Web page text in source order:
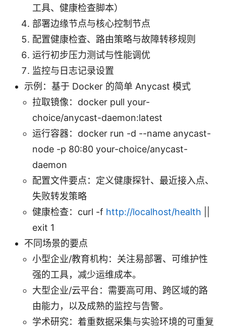
工具、健康检查脚本）
部署边缘节点与核心控制节点
配置健康检查、路由策略与故障转移规则
运行初步压力测试与性能调优
监控与日志记录设置
示例：基于 Docker 的简单 Anycast 模式
拉取镜像：docker pull your-
choice/anycast-daemon:latest
运行容器：docker run -d --name anycast-
node -p 80:80 your-choice/anycast-
daemon
配置文件要点：定义健康探针、最近接入点、
失败转发策略
健康检查：curl -f http://localhost/health
exit 1
不同场景的要点
小型企业/教育机构：关注易部署、可维护性
强的工具，减少运维成本。
大型企业/云平台：需要高可用、跨区域的路
由能力，以及成熟的监控与告警。
学术研究：着重数据采集与实验环境的可重复